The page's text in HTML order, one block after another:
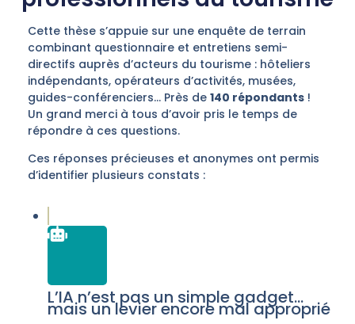
Cette thèse s’appuie sur une enquête de terrain
combinant questionnaire et entretiens semi-
directifs auprès d’acteurs du tourisme : hôteliers
indépendants, opérateurs d’activités, musées,
guides-conférenciers… Près de 140 répondants !
Un grand merci à tous d’avoir pris le temps de
répondre à ces questions.
Ces réponses précieuses et anonymes ont permis
d’identifier plusieurs constats :
L’IA n’est pas un simple gadget…
mais un levier encore mal approprié